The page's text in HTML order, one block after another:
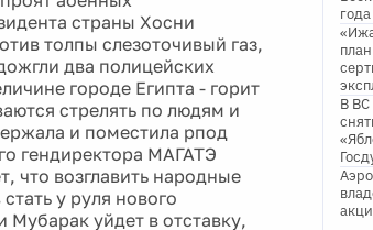
страны Хосни
толпы слезоточивый газ,
два полицейских
городе Египта - горит
стрелять по людям и
и поместила рпод
гендиректора МАГАТЭ
что возглавить народные
у руля нового
уйдет в отставку,
В ВС